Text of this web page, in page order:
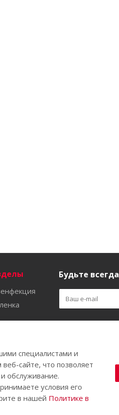
Будьте
специалистами и
сайте, что позволяет
обслуживание.
условия его
в нашей Политике в